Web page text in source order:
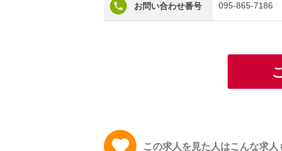
お問い合わせ番号 095-865-7186
この求人を見た人はこんな求